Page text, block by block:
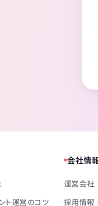
ト運営のコツ
会社情
運営会社
採用情報